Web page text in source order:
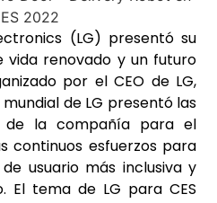
(LG) presentó su
vida renovado y un futuro
por el CEO de LG,
de LG presentó las
de la compañía para el
continuos esfuerzos para
usuario más inclusiva y
El tema de LG para CES